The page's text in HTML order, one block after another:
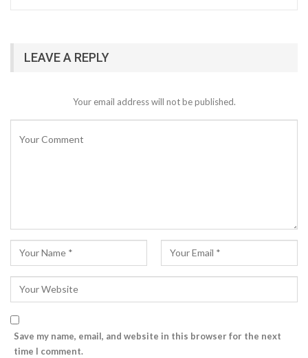
LEAVE A REPLY
Your email address will not be published.
Save my name, email, and website in this browser for the next
time I comment.